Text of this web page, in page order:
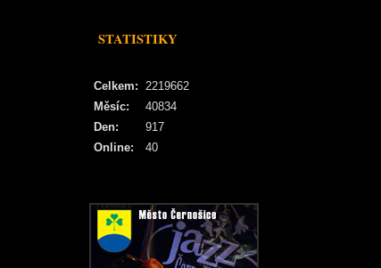
STATISTIKY
Online: 40
Celkem: 2219662
Měsíc:
40834
Den:
917